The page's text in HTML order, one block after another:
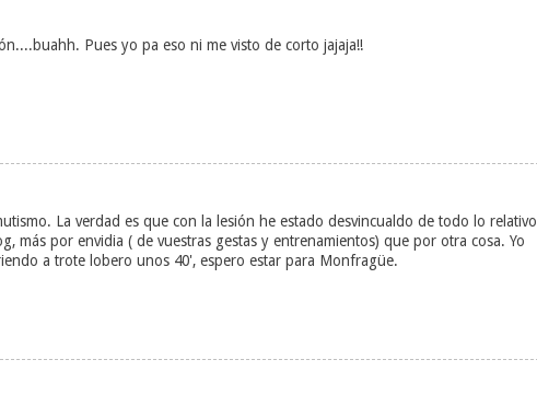
Pues yo pa eso ni me visto de corto jajaja!!
La verdad es que con la lesión he estado desvincualdo de todo lo relativo
más por envidia ( de vuestras gestas y entrenamientos) que por otra cosa. Yo
a trote lobero unos 40', espero estar para Monfragüe.